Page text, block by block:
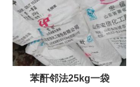
苯酐邻法25kg一袋